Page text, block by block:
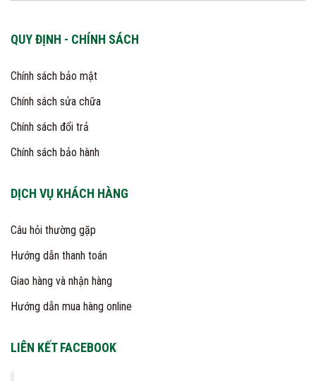
QUY ĐỊNH - CHÍNH SÁCH
Chính sách bảo mật
Chính sách sửa chữa
Chính sách đổi trả
Chính sách bảo hành
DỊCH VỤ KHÁCH HÀNG
Câu hỏi thường gặp
Hướng dẫn thanh toán
Giao hàng và nhận hàng
Hướng dẫn mua hàng online
LIÊN KẾT FACEBOOK